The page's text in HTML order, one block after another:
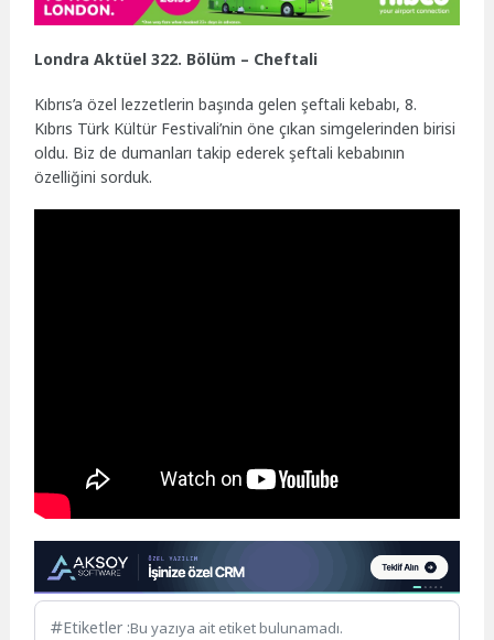
Londra Aktüel 322. Bölüm – Cheftali
Kıbrıs’a özel lezzetlerin başında gelen şeftali kebabı, 8.
Kıbrıs Türk Kültür Festivali’nin öne çıkan simgelerinden birisi
oldu. Biz de dumanları takip ederek şeftali kebabının
özelliğini sorduk.
Etiketler :Bu yazıya ait etiket bulunamadı.